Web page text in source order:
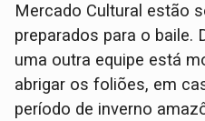
Mercado Cultural estão
preparados para o baile.
uma outra equipe está
abrigar os foliões, em
período de inverno